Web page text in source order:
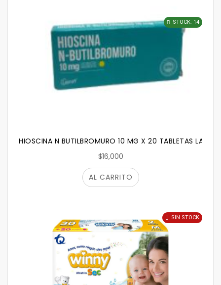
HIOSCINA N BUTILBROMURO 10 MG X 20 TABLETAS
$16,000
STOCK: 14
AL CARRITO
SIN STOCK